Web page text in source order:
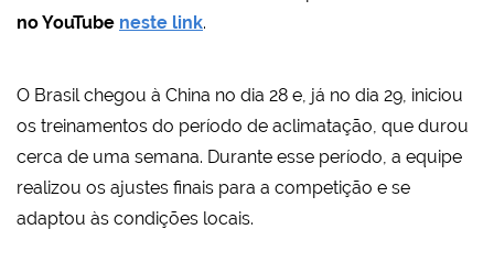
no YouTube neste link.
O Brasil chegou à China no dia 28 e, já no dia 29, iniciou
os treinamentos do período de aclimatação, que durou
cerca de uma semana. Durante esse período, a equipe
realizou os ajustes finais para a competição e se
adaptou às condições locais.